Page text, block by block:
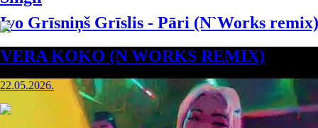
VERA KOKO (N WORKS REMIX)
22.05.2026.
Ivo Grīsniņš Grīslis - Pāri (N`Works remix)